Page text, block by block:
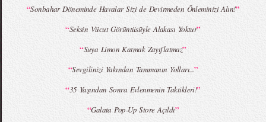
MBFWI - Giray Sepin 2015 Yaz Koleksiyonu MBFWI - Burçe Bekrek 2015 Yaz Koleksiyonu
“Sonbahar Döneminde Havalar Sizi de Devirmeden Önleminizi Alın!”
“Seksin Vücut Görüntüsüyle Alakası Yoktur”
“Suya Limon Katmak Zayıflatmaz”
“Sevgilinizi Yakından Tanımanın Yolları...”
“35 Yaşından Sonra Evlenmenin Taktikleri!”
“Galata Pop-Up Store Açıldı”